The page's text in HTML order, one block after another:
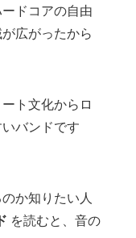
ドコアの自由
広がったから
ト文化からロ
バンドです
か知りたい人
を読むと、音の